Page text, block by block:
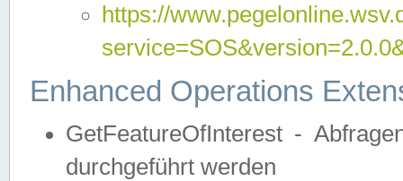
https://
Enhanced Operations
GetFeatureOfInterest -
durchgeführt werden